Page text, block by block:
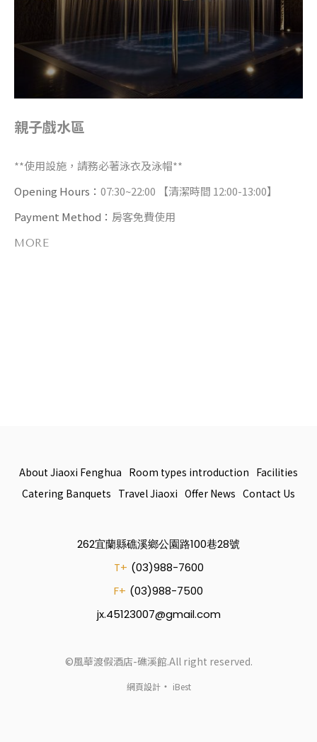
親子戲水區
**使用設施，請務必著泳衣及泳帽**
Opening Hours： 07:30~22:00 【清潔時間 12:00-13:00】
Payment Method： 房客免費使用
MORE
About Jiaoxi Fenghua Room types introduction Facilities
Catering Banquets Travel Jiaoxi Offer News Contact Us
262宜蘭縣礁溪鄉公園路100巷28號
T+ (03)988-7600
F+ (03)988-7500
jx.45123007@gmail.com
©風華渡假酒店-礁溪館.All right reserved.
網頁設計‧ iBest